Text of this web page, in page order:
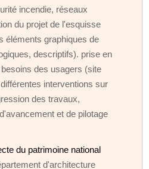
incendie, réseaux
du projet de l'esquisse
éléments graphiques de
descriptifs). prise en
des usagers (site
interventions sur
des travaux,
et de pilotage
du patrimoine national
d'architecture